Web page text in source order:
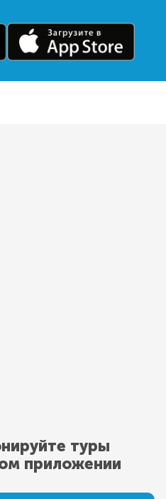
туры
приложении